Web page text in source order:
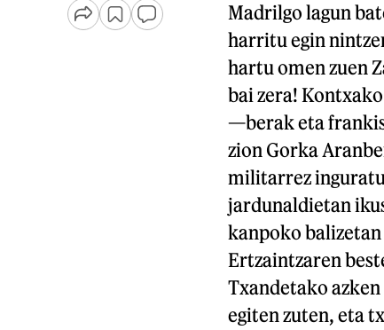
Madrilgo lagun
harritu egin
hartu omen zuen
bai zera!
—berak eta
zion Gorka
militarrez
jardunaldietan
kanpoko
Ertzaintzaren
Txandetako
egiten zuten, eta